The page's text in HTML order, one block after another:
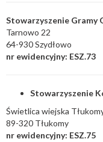
Stowarzyszenie Gramy
Tarnowo 22
64-930 Szydłowo
nr ewidencyjny: ESZ.73
Stowarzyszenie
Świetlica wiejska
89-320 Tłukomy
nr ewidencyjny: ESZ.75